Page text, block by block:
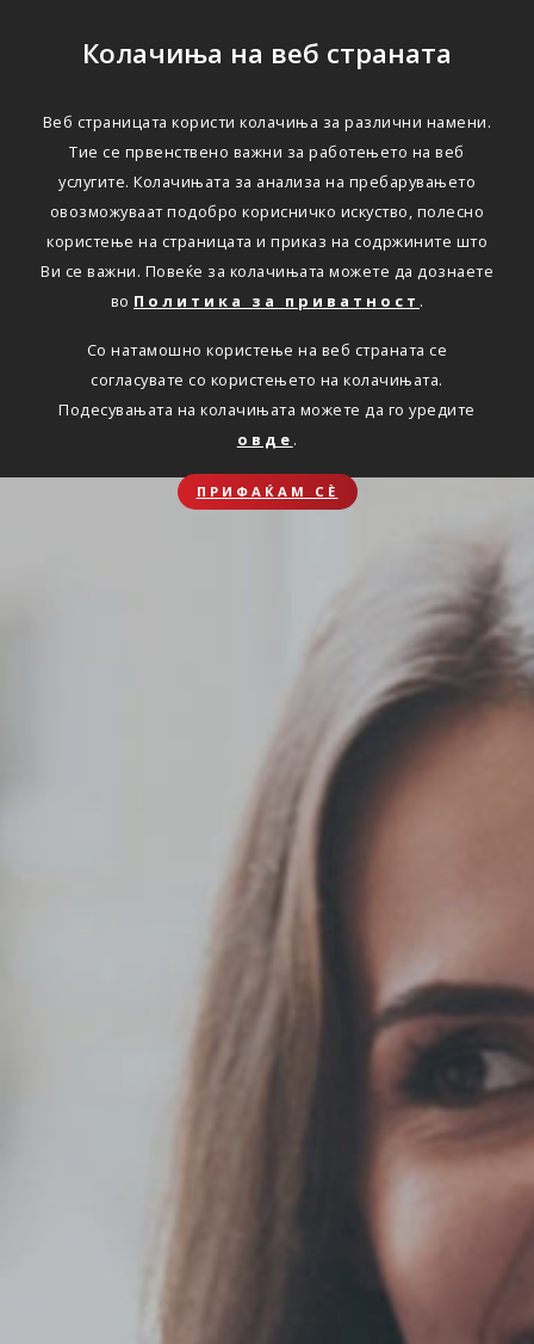
Колачиња на веб страната
Веб страницата користи колачиња за различни намени.
Тие се првенствено важни за работењето на веб
услугите. Колачињата за анализа на пребарувањето
овозможуваат подобро корисничко искуство, полесно
користење на страницата и приказ на содржините што
Ви се важни. Повеќе за колачињата можете да дознаете
во Политика за приватност .
Со натамошно користење на веб страната се
согласувате со користењето на колачињата.
Подесувањата на колачињата можете да го уредите
овде .
ПРИФАЌАМ СЀ